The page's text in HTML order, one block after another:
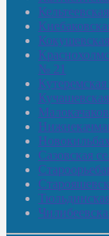
№ 21
Сазовская